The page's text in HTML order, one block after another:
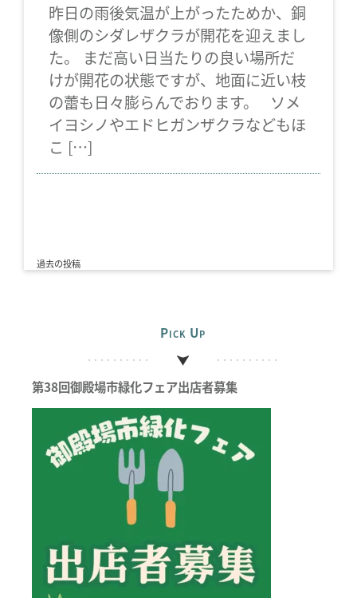
昨日の雨後気温が上がったためか、銅
像側のシダレザクラが開花を迎えまし
た。 まだ高い日当たりの良い場所だ
けが開花の状態ですが、地面に近い枝
の蕾も日々膨らんでおります。 ソメ
イヨシノやエドヒガンザクラなどもほ
こ […]
ー
シ
ン
過去の投稿
Pick Up
第38回御殿場市緑化フェア出店者募集